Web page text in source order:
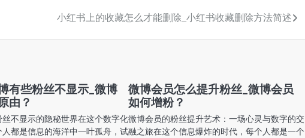
小红书上的收藏怎么才能删除_小红书收藏删除方法简述
有些粉丝不显示_微博
由？
不显示的隐秘世界在这个数字化
人都是信息的海洋中一叶孤舟，试
微博会员怎么提升粉丝_微博会员
如何增粉？
微博会员的粉丝提升艺术：一场心灵与数字的交
融之旅在这个信息爆炸的时代，每个人都是一个